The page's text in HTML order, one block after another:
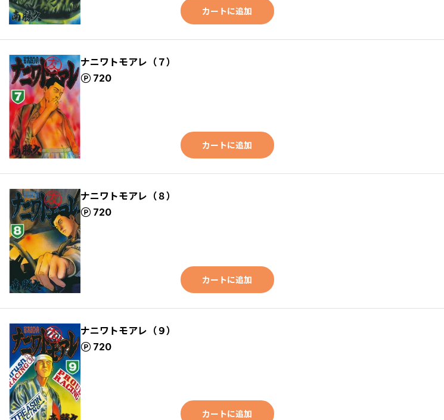
カートに追加
ナニワトモアレ（７）
720
ポイント
カートに追加
ナニワトモアレ（８）
720
ポイント
カートに追加
ナニワトモアレ（９）
720
ポイント
カートに追加